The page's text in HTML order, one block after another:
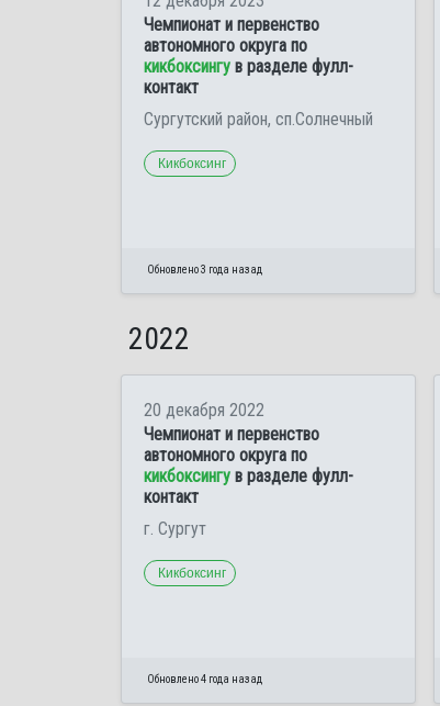
Чемпионат и первенство
автономного округа по
кикбоксингу в разделе фулл-
контакт
Сургутский район, сп.Солнечный
Кикбоксинг
Обновлено 3 года назад
2022
20 декабря 2022
Чемпионат и первенство
автономного округа по
кикбоксингу в разделе фулл-
контакт
г. Сургут
Кикбоксинг
Обновлено 4 года назад